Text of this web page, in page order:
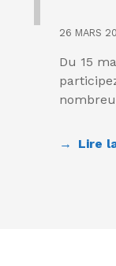
26 MARS
Du 15
Lire